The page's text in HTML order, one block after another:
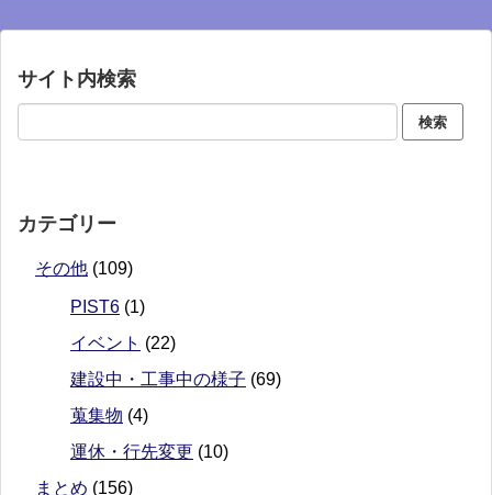
サイト内検索
カテゴリー
その他 (109)
PIST6 (1)
イベント (22)
建設中・工事中の様子 (69)
蒐集物 (4)
運休・行先変更 (10)
まとめ (156)